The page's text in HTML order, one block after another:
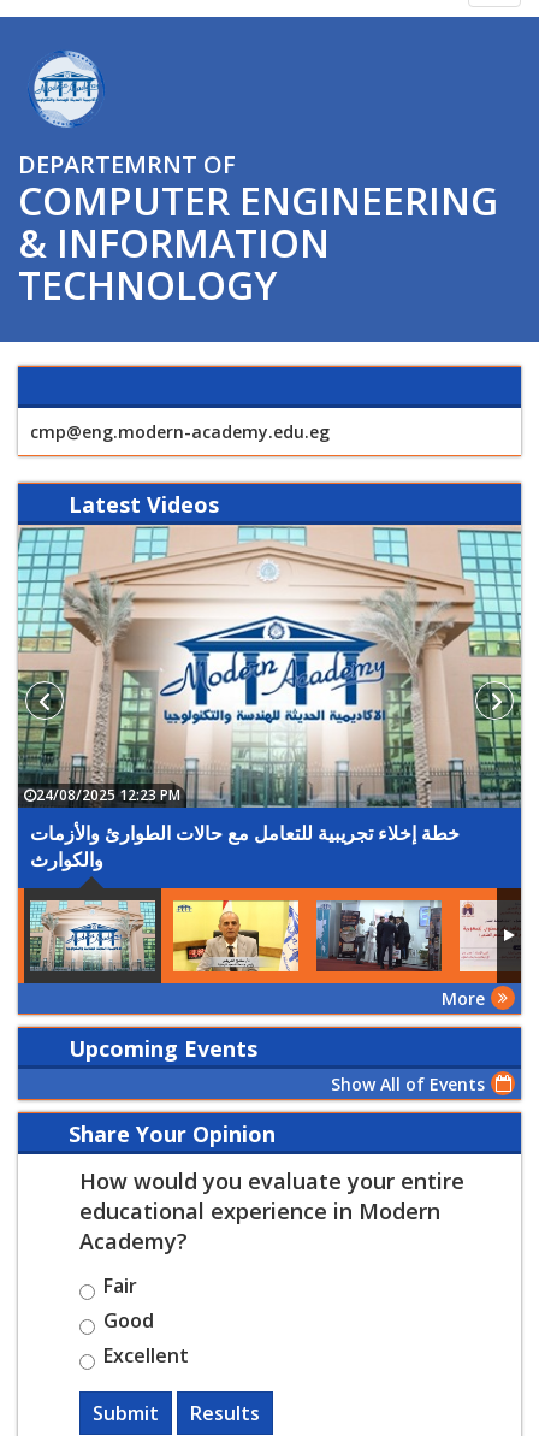
DEPARTEMRNT OF
COMPUTER ENGINEERING
& INFORMATION
TECHNOLOGY
cmp@eng.modern-academy.edu.eg
Latest Videos
خطة إخلاء تجريبية للتعامل مع حالات الطوارئ والأزمات
والكوارث
24/08/2025 12:23 PM
More
Upcoming Events
Show All of Events
Share Your Opinion
How would you evaluate your entire
educational experience in Modern
Academy?
Fair
Good
Excellent
Submit Results